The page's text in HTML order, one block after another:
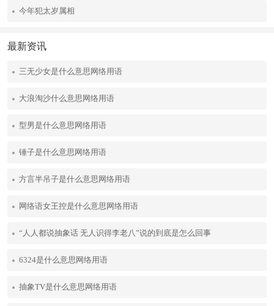
今年犯太岁属相
最新资讯
三无少女是什么意思网络用语
大浪淘沙什么意思网络用语
型男是什么意思网络用语
锤子是什么意思网络用语
方言半吊子是什么意思网络用语
网络语女王控是什么意思网络用语
“人人都说抽象话 无人识得李老八”说的到底是怎么回事
6324是什么意思网络用语
抽象TV是什么意思网络用语